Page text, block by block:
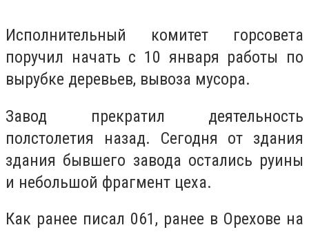
Исполнительный комитет горсовета
поручил начать с 10 января работы по
вырубке деревьев, вывоза мусора.
Завод прекратил деятельность
полстолетия назад. Сегодня от здания
здания бывшего завода остались руины
и небольшой фрагмент цеха.
Как ранее писал 061, ранее в Орехове на